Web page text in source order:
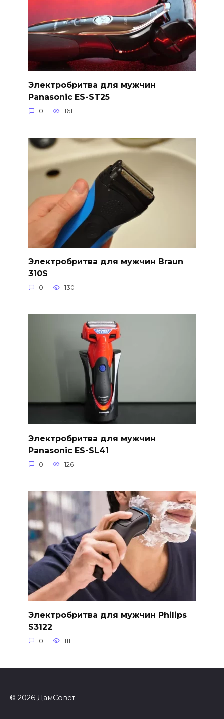
Электробритва для мужчин
Panasonic ES-ST25
0 161
Электробритва для мужчин Braun
310S
0 130
Электробритва для мужчин
Panasonic ES-SL41
0 126
Электробритва для мужчин Philips
S3122
0 111
© 2026 ДамСовет